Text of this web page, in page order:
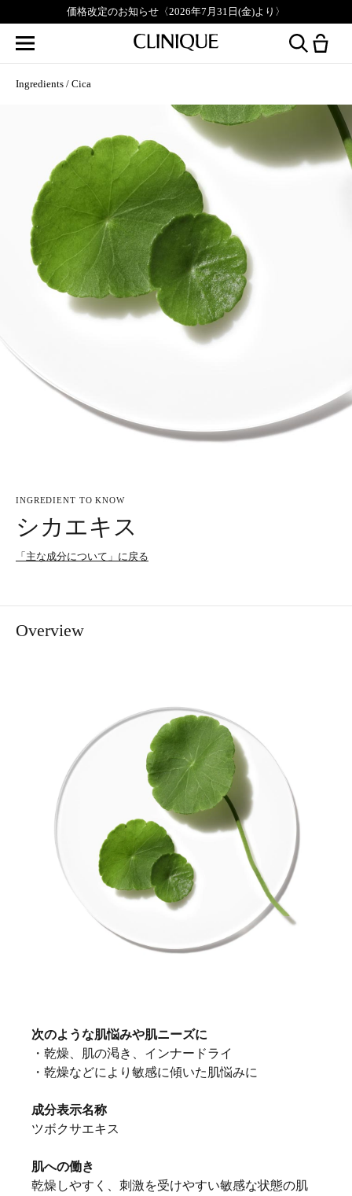
価格改定のお知らせ〈2026年7月31日(金)より〉
Ingredients Cica
INGREDIENT TO KNOW
シカエキス
「主な成分について」に戻る
Overview
次のような肌悩みや肌ニーズに
・乾燥、肌の渇き、インナードライ
・乾燥などにより敏感に傾いた肌悩みに
成分表示名称
ツボクサエキス
肌への働き
乾燥しやすく、刺激を受けやすい敏感な状態の肌